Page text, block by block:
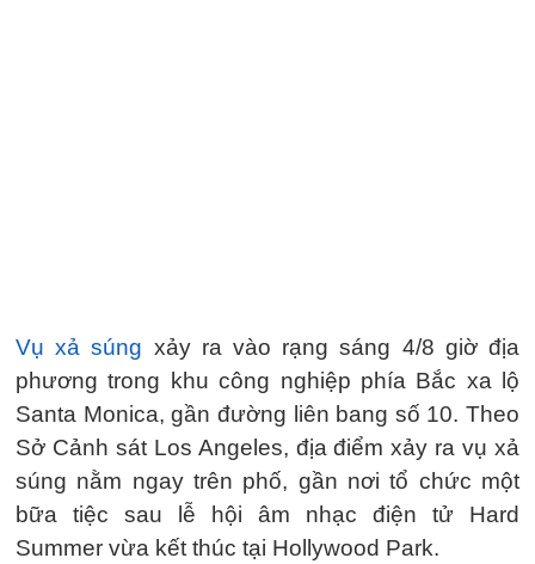
Vụ xả súng xảy ra vào rạng sáng 4/8 giờ địa
phương trong khu công nghiệp phía Bắc xa lộ
Santa Monica, gần đường liên bang số 10. Theo
Sở Cảnh sát Los Angeles, địa điểm xảy ra vụ xả
súng nằm ngay trên phố, gần nơi tổ chức một
bữa tiệc sau lễ hội âm nhạc điện tử Hard
Summer vừa kết thúc tại Hollywood Park.